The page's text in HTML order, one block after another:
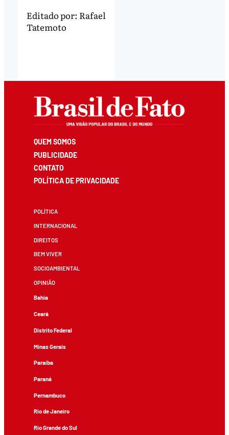
Editado por: Rafael
Tatemoto
QUEM SOMOS
PUBLICIDADE
CONTATO
POLÍTICA DE PRIVACIDADE
POLÍTICA
INTERNACIONAL
DIREITOS
BEM VIVER
SOCIOAMBIENTAL
OPINIÃO
Bahia
Ceará
Distrito Federal
Minas Gerais
Paraíba
Paraná
Pernambuco
Rio de Janeiro
Rio Grande do Sul